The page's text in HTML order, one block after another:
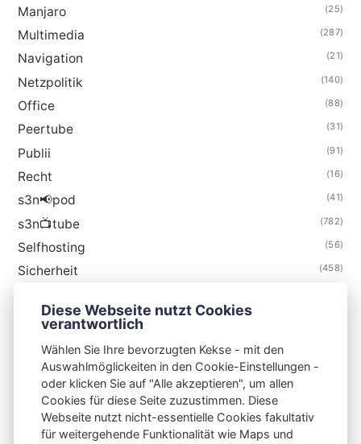
Manjaro (25)
Multimedia (287)
Navigation (21)
Netzpolitik (140)
Office (88)
Peertube (31)
Publii (91)
Recht (16)
s3n📢pod (41)
s3n📺tube (782)
Selfhosting (56)
Sicherheit (458)
Thunderbird
S3N🧩NET
Diese Webseite nutzt Cookies
verantwortlich
Wählen Sie Ihre bevorzugten Kekse - mit den
Auswahlmöglickeiten in den Cookie-Einstellungen -
oder klicken Sie auf "Alle akzeptieren", um allen
Cookies für diese Seite zuzustimmen. Diese
Webseite nutzt nicht-essentielle Cookies fakultativ
für weitergehende Funktionalität wie Maps und